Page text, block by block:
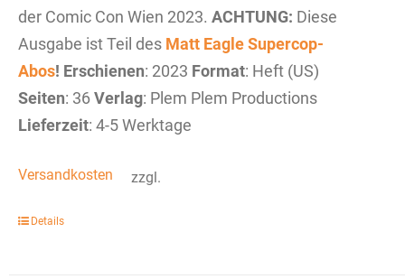
der Comic Con Wien 2023. ACHTUNG: Diese
Ausgabe ist Teil des Matt Eagle Supercop-
Abos! Erschienen: 2023 Format: Heft (US)
Seiten: 36Verlag: Plem Plem Productions
Lieferzeit: 4-5 Werktage
zzgl.
Versandkosten
Details